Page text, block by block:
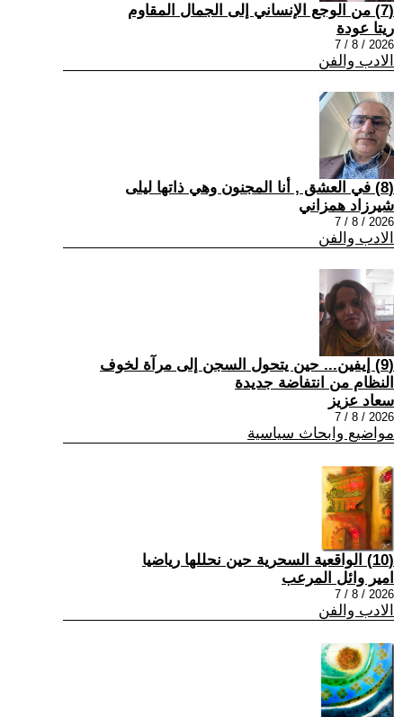
(7) من الوجع الإنساني إلى الجمال المقاوم
ريتا عودة
2026 / 8 / 7
الادب والفن
(8) في العشق , أنا المجنون وهي ذاتها ليلى
شيرزاد همزاني
2026 / 8 / 7
الادب والفن
(9) إيفين... حين يتحول السجن إلى مرآة لخوف
النظام من انتفاضة جديدة
سعاد عزيز
2026 / 8 / 7
مواضيع وابحاث سياسية
(10) الواقعية السحرية حين نحللها رياضيا
امير وائل المرعب
2026 / 8 / 7
الادب والفن